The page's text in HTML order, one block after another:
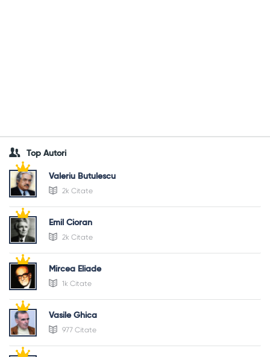
Top Autori
Valeriu Butulescu
2k Citate
Emil Cioran
2k Citate
Mircea Eliade
1k Citate
Vasile Ghica
977 Citate